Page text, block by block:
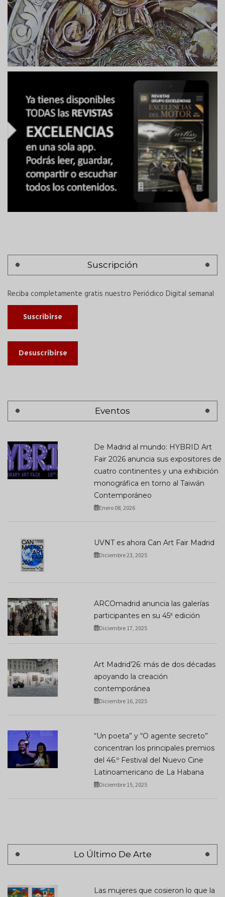
Suscripción
Reciba completamente gratis nuestro Periódico Digital semanal
Suscribirse
Desuscribirse
Eventos
De Madrid al mundo: HYBRID Art
Fair 2026 anuncia sus expositores de
cuatro continentes y una exhibición
monográfica en torno al Taiwán
Contemporáneo
Enero 08, 2026
UVNT es ahora Can Art Fair Madrid
Diciembre 23, 2025
ARCOmadrid anuncia las galerías
participantes en su 45ª edición
Diciembre 17, 2025
Art Madrid’26: más de dos décadas
apoyando la creación
contemporánea
Diciembre 16, 2025
“Un poeta” y “O agente secreto”
concentran los principales premios
del 46.º Festival del Nuevo Cine
Latinoamericano de La Habana
Diciembre 15, 2025
Lo Último De Arte
Las mujeres que cosieron lo que la